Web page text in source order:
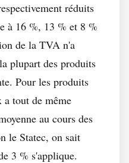
réduits
à 16 %, 13 % et 8 %
de la TVA n'a
plupart des produits
Pour les produits
tout de même
au cours des
le Statec, on sait
3 % s'applique.